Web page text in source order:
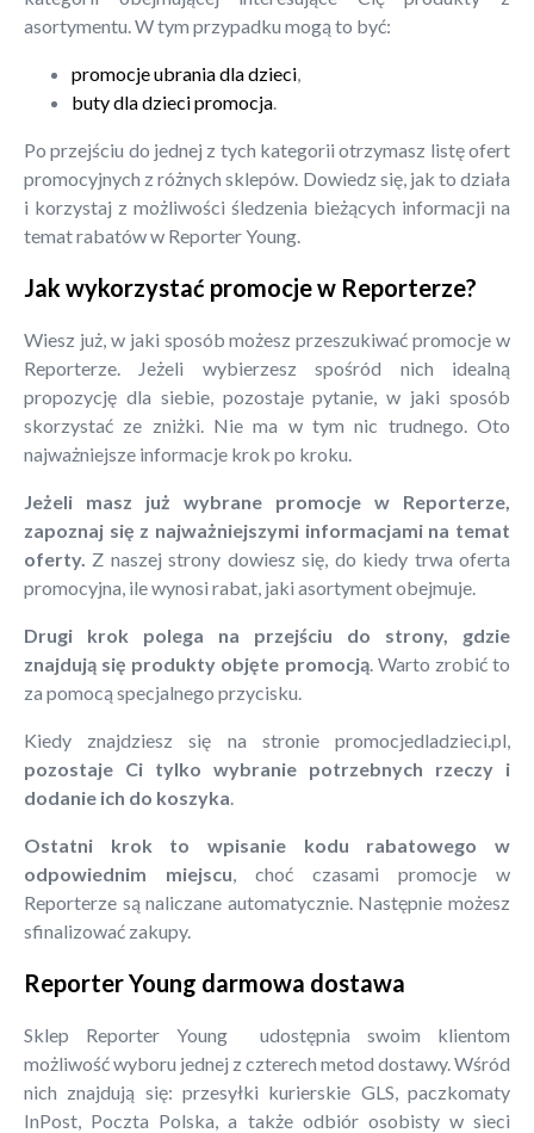
asortymentu. W tym przypadku mogą to być:
promocje ubrania dla dzieci
buty dla dzieci promocja
Po przejściu do jednej z tych kategorii otrzymasz listę ofert
promocyjnych z różnych sklepów. Dowiedz się, jak to działa
i korzystaj z możliwości śledzenia bieżących informacji na
temat rabatów w Reporter Young.
Jak wykorzystać promocje w Reporterze?
Wiesz już, w jaki sposób możesz przeszukiwać promocje w
Reporterze. Jeżeli wybierzesz spośród nich idealną
propozycję dla siebie, pozostaje pytanie, w jaki sposób
skorzystać ze zniżki. Nie ma w tym nic trudnego. Oto
najważniejsze informacje krok po kroku.
Jeżeli masz już wybrane promocje w Reporterze,
zapoznaj się z najważniejszymi informacjami na temat
oferty. Z naszej strony dowiesz się, do kiedy trwa oferta
promocyjna, ile wynosi rabat, jaki asortyment obejmuje.
Drugi krok polega na przejściu do strony, gdzie
znajdują się produkty objęte promocją. Warto zrobić to
za pomocą specjalnego przycisku.
Kiedy znajdziesz się na stronie promocjedladzieci.pl,
pozostaje Ci tylko wybranie potrzebnych rzeczy i
dodanie ich do koszyka
Ostatni krok to wpisanie kodu rabatowego w
odpowiednim miejscu , choć czasami promocje w
Reporterze są naliczane automatycznie. Następnie możesz
sfinalizować zakupy.
Reporter Young darmowa dostawa
Sklep Reporter Young udostępnia swoim klientom
możliwość wyboru jednej z czterech metod dostawy. Wśród
nich znajdują się: przesyłki kurierskie GLS, paczkomaty
InPost, Poczta Polska, a także odbiór osobisty w sieci